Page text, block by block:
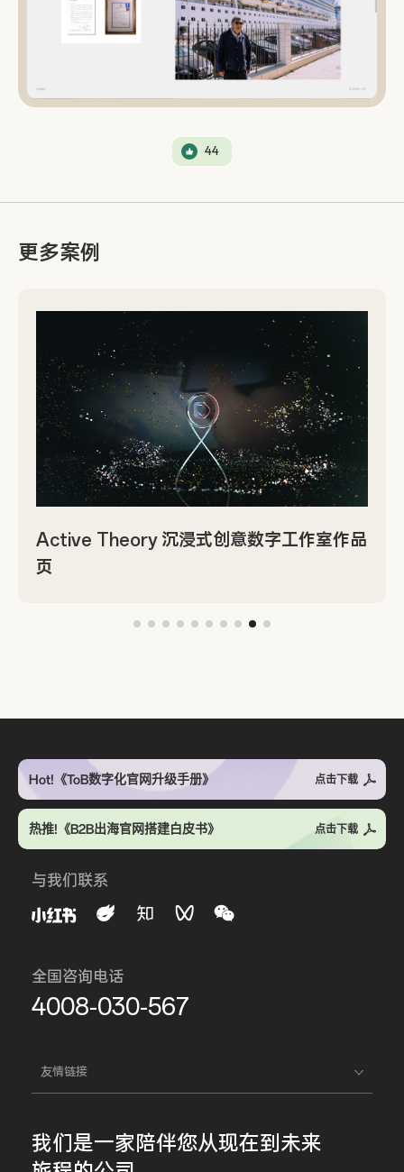
44
更多案例
意数字工作室作品 21TSI 先锋体育产业科
Hot!《ToB数字化官网升级手册》 点击下载
热推!《B2B出海官网搭建白皮书》 点击下载
与我们联系
全国咨询电话
4008-030-567
友情链接
我们是一家陪伴您从现在到未来